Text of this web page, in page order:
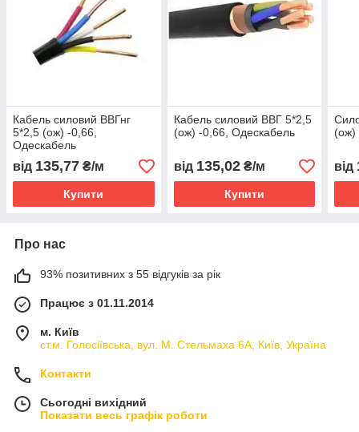
Кабель силовий ВВГнг
5*2,5 (ож) -0,66,
Одескабель
від 135,77 ₴/м
Купити
Кабель силовий ВВГ 5*2,5
(ож) -0,66, Одескабель
від 135,02₴/м
Купити
(ож)
від
Про нас
93% позитивних з 55 відгуків за рік
Працює з 01.11.2014
м. Київ
ст.м. Голосіївська, вул. М. Стельмаха 6А, Київ, Україна
Контакти
Сьогодні вихідний
Показати весь графік роботи